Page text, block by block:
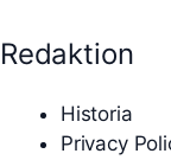
Redaktion
Historia
Privacy